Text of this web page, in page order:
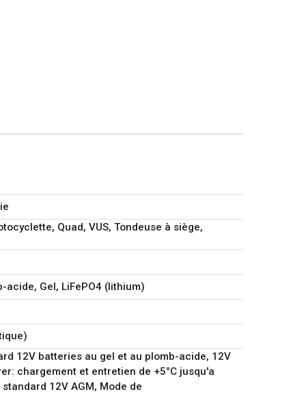
L'appareil peut supporter des températures allant
sans problème, même dans des conditions
techniques :
de : 3-200Ah
20 °C – 40 °C
Quad, VUS, Tondeuse à siège,
acide, Gel, LiFePO4 (lithium)
12V batteries au gel et au plomb-acide, 12V
chargement et entretien de +5°C jusqu'a
12V AGM, Mode de